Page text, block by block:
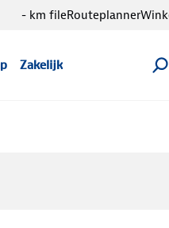
Zakelijk
- km fileRouteplanner